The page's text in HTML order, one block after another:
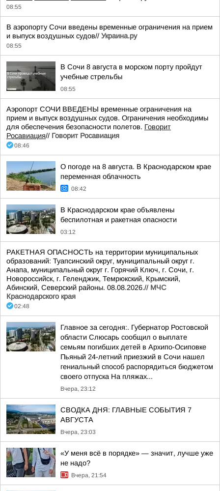
08:55
В аэропорту Сочи введены временные ограничения на прием
и выпуск воздушных судов// Украина.ру
08:55
В Сочи 8 августа в морском порту пройдут
учебные стрельбы
08:55
Аэропорт СОЧИ ВВЕДЕНЫ временные ограничения на
прием и выпуск воздушных судов. Ограничения необходимы
для обеспечения безопасности полетов. Говорит
Росавиация// Говорит Росавиация
08:46
О погоде на 8 августа. В Краснодарском крае
переменная облачность
08:42
В Краснодарском крае объявлены
беспилотная и ракетная опасности
03:12
РАКЕТНАЯ ОПАСНОСТЬ на территории муниципальных
образований: Туапсинский округ, муниципальный округ г.
Анапа, муниципальный округ г. Горячий Ключ, г. Сочи, г.
Новороссийск, г. Геленджик, Темрюкский, Крымский,
Абинский, Северский районы. 08.08.2026.// МЧС
Краснодарского края
02:48
Главное за сегодня:. Губернатор Ростовской
области Слюсарь сообщил о выплате
семьям погибших детей в Архипо-Осиповке
Пьяный 24-летний приезжий в Сочи нашел
гениальный способ распорядиться бюджетом
своего отпуска На пляжах...
Вчера, 23:12
СВОДКА ДНЯ: ГЛАВНЫЕ СОБЫТИЯ 7
АВГУСТА
Вчера, 23:03
«У меня всё в порядке» — значит, лучше уже
не надо?
Вчера, 21:54